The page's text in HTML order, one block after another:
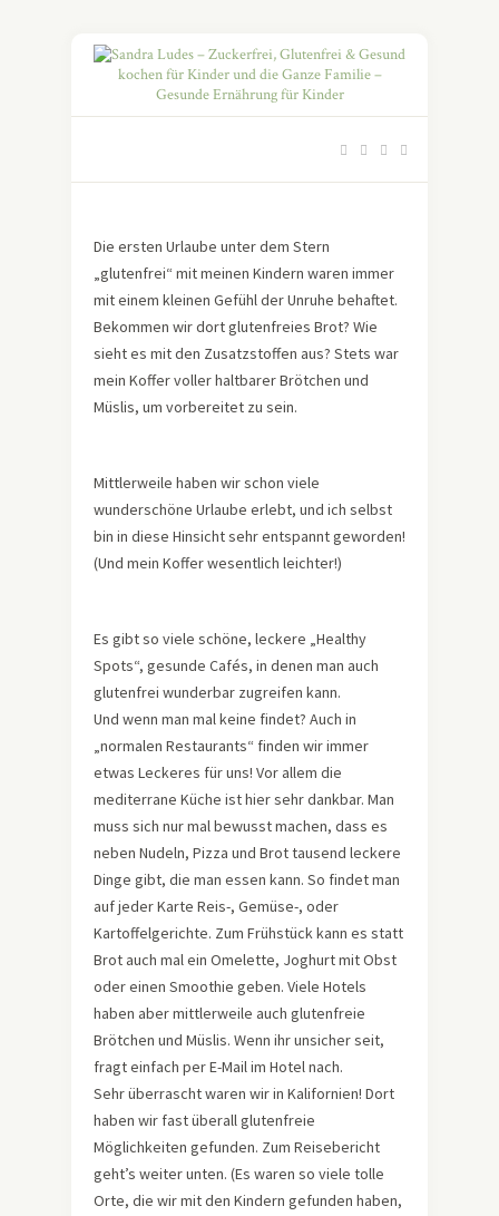
Die ersten Urlaube unter dem Stern
„glutenfrei“ mit meinen Kindern waren immer
mit einem kleinen Gefühl der Unruhe behaftet.
Bekommen wir dort glutenfreies Brot? Wie
sieht es mit den Zusatzstoffen aus? Stets war
mein Koffer voller haltbarer Brötchen und
Müslis, um vorbereitet zu sein.
Mittlerweile haben wir schon viele
wunderschöne Urlaube erlebt, und ich selbst
bin in diese Hinsicht sehr entspannt geworden!
(Und mein Koffer wesentlich leichter!)
Es gibt so viele schöne, leckere „Healthy
Spots“, gesunde Cafés, in denen man auch
glutenfrei wunderbar zugreifen kann.
Und wenn man mal keine findet? Auch in
„normalen Restaurants“ finden wir immer
etwas Leckeres für uns! Vor allem die
mediterrane Küche ist hier sehr dankbar. Man
muss sich nur mal bewusst machen, dass es
neben Nudeln, Pizza und Brot tausend leckere
Dinge gibt, die man essen kann. So findet man
auf jeder Karte Reis-, Gemüse-, oder
Kartoffelgerichte. Zum Frühstück kann es statt
Brot auch mal ein Omelette, Joghurt mit Obst
oder einen Smoothie geben. Viele Hotels
haben aber mittlerweile auch glutenfreie
Brötchen und Müslis. Wenn ihr unsicher seit,
fragt einfach per E-Mail im Hotel nach.
Sehr überrascht waren wir in Kalifornien! Dort
haben wir fast überall glutenfreie
Möglichkeiten gefunden. Zum Reisebericht
geht’s weiter unten. (Es waren so viele tolle
Orte, die wir mit den Kindern gefunden haben,